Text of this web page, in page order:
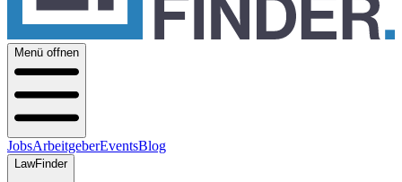
Menü offnen
JobsArbeitgeberEventsBlog
LawFinder